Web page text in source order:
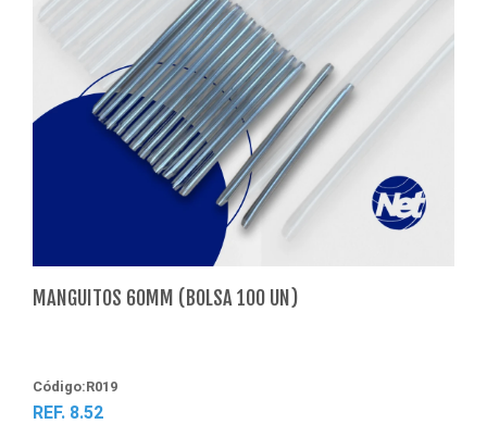
MANGUITOS 60MM (BOLSA 100 UN)
Código:R019
REF. 8.52